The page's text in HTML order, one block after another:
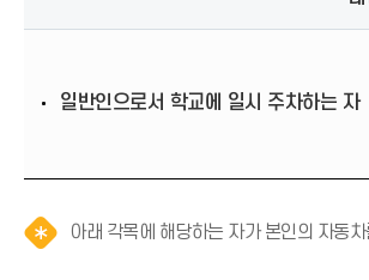
일반인으로서 학교에 일시 주차하는 자
아래 각목에 해당하는 자가 본인의 자동